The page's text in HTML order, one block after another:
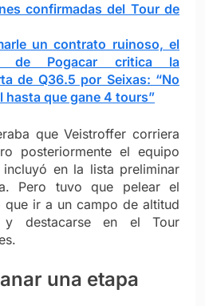
confirmadas del Tour de
un contrato ruinoso, el
de Pogacar critica la
de Q36.5 por Seixas: “No
hasta que gane 4 tours”
que Veistroffer corriera
posteriormente el equipo
en la lista preliminar
Pero tuvo que pelear el
ir a un campo de altitud
y destacarse en el Tour
una etapa